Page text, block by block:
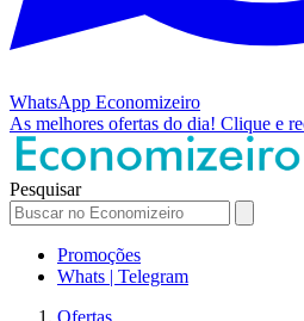
WhatsApp Economizeiro
As melhores ofertas do dia! Clique e
Pesquisar
Promoções
Whats | Telegram
Ofertas